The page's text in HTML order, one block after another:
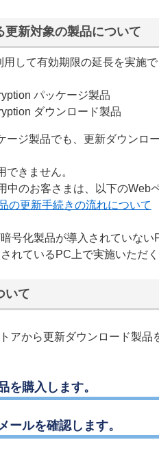
更新対象の製品について
して有効期限の延長を実施
パッケージ製品
ダウンロード製品
ジ製品でも、更新ダウンロ
きません。
中のお客さまは、以下のWeb
の更新手続きの流れについて
号化製品が導入されていな
れているPC上で実施いただ
いて
アから更新ダウンロード製
を購入します。
ールを確認します。